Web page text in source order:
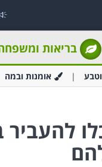
בריאות
אומנות ובמה
להעביר